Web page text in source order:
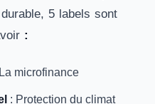
5 labels sont
:
microfinance
: Protection du climat